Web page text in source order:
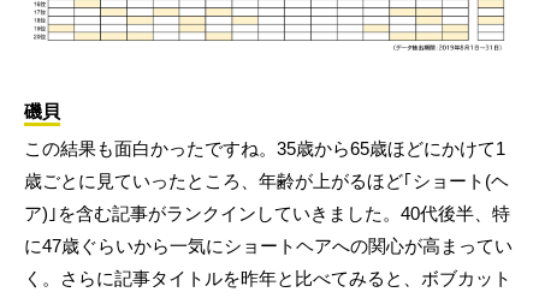
磯貝
この結果も面白かったですね。35歳から65歳ほどにかけて1
歳ごとに見ていったところ、年齢が上がるほど｢ショート(ヘ
ア)｣を含む記事がランクインしていきました。40代後半、特
に47歳ぐらいから一気にショートヘアへの関心が高まってい
く。さらに記事タイトルを昨年と比べてみると、ボブカット